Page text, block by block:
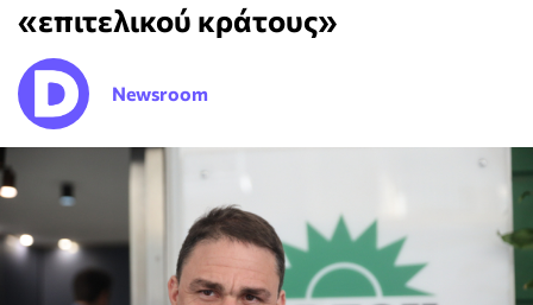
«επιτελικού κράτους»
Newsroom